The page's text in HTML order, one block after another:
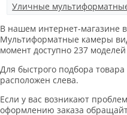
Уличные
В нашем интернет-магазине
Мультиформатные камеры
момент доступно 237
Для быстрого подбора
расположен слева.
Если у вас возникают
оформлению заказа